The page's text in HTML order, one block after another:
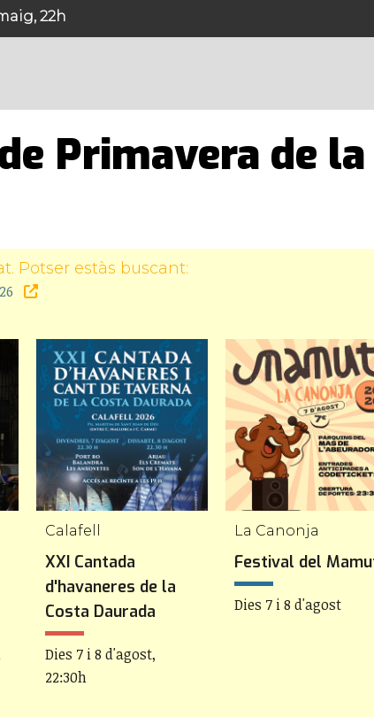
22h
Primavera de
Potser estàs buscant:
Calafell
XXI Cantada
d'havaneres de la
Costa Daurada
Dies 7 i 8 d'agost,
22:30h
La Canonja
Festival del
Dies 7 i 8 d'agost